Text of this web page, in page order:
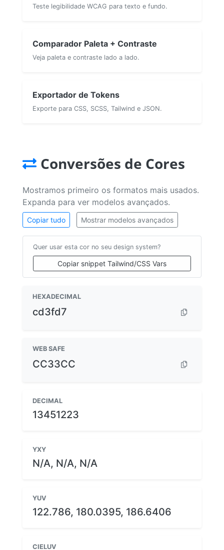
Teste legibilidade WCAG para texto e fundo.
Comparador Paleta + Contraste
Veja paleta e contraste lado a lado.
Exportador de Tokens
Exporte para CSS, SCSS, Tailwind e JSON.
Conversões de Cores
Mostramos primeiro os formatos mais usados.
Expanda para ver modelos avançados.
Copiar tudo Mostrar modelos avançados
Quer usar esta cor no seu design system?
Copiar snippet Tailwind/CSS Vars
HEXADECIMAL
cd3fd7
WEB SAFE
CC33CC
DECIMAL
13451223
YXY
N/A, N/A, N/A
YUV
122.786, 180.0395, 186.6406
CIELUV